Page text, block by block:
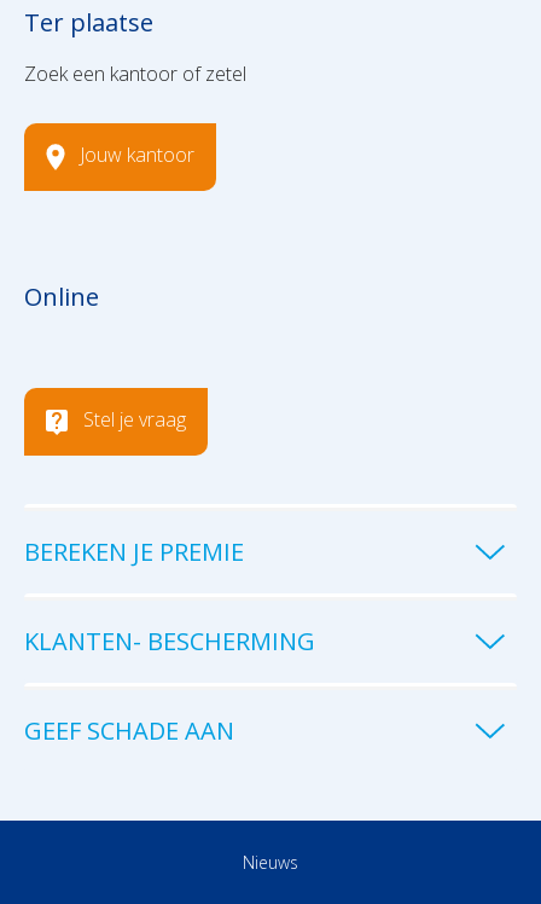
Ter plaatse
Zoek een kantoor of zetel
Jouw kantoor
Online
Stel je vraag
BEREKEN JE PREMIE
KLANTEN- BESCHERMING
GEEF SCHADE AAN
Nieuws